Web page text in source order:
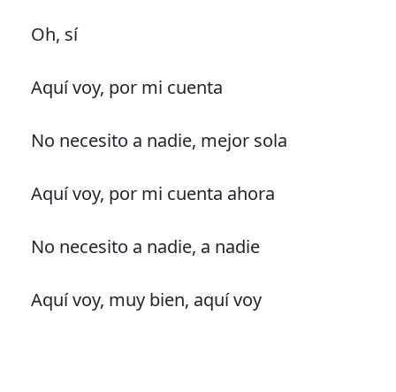
Oh, sí
Aquí voy, por mi cuenta
No necesito a nadie, mejor sola
Aquí voy, por mi cuenta ahora
No necesito a nadie, a nadie
Aquí voy, muy bien, aquí voy